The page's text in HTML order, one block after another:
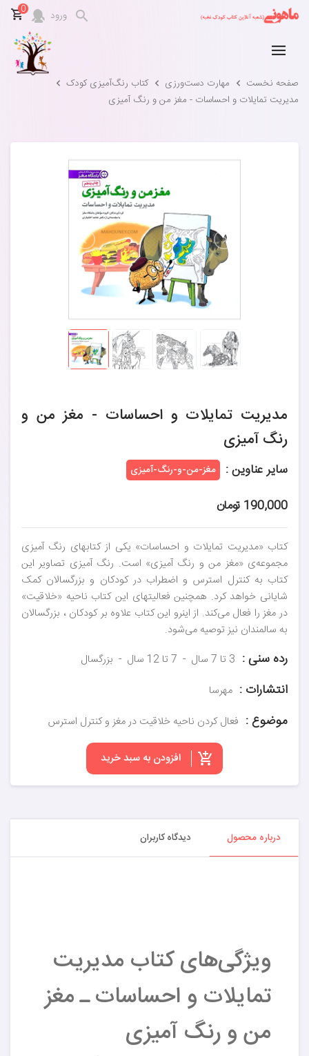
ورود 0
صفحه نخست مهارت‌ دست‌ورزی
کتاب رنگ‌آمیزی کودک
مدیریت تمایلات و احساسات - مغز من و رنگ آمیزی
مدیریت تمایلات و احساسات - مغز من و
رنگ آمیزی
سایر عناوین : مغز-من-و-رنگ-آمیزی
190,000 تومان
کتاب «مدیریت تمایلات و احساسات» یکی از کتابهای رنگ آمیزی
مجموعه‌ی «مغز من و رنگ آمیزی» است. رنگ آمیزی تصاویر این
کتاب به کنترل استرس و اضطراب در کودکان و بزرگسالان کمک
شایانی خواهد کرد. همچنین فعالیتهای این کتاب ناحیه «خلاقیت»
در مغز را فعال می‌کند. از اینرو این کتاب علاوه بر کودکان ، بزرگسالان
به سالمندان نیز توصیه می‌شود.
رده سنی : 3 تا 7 سال 7 تا 12 سال بزرگسال
انتشارات : مهرسا
موضوع : فعال کردن ناحیه خلاقیت در مغز و کنترل استرس
افزودن به سبد خرید
درباره محصول دیدگاه کاربران
ویژگی‌های کتاب مدیریت
تمایلات و احساسات ـ مغز
من و رنگ آمیزی